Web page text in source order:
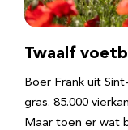
Twaalf
Boer Frank uit
gras. 85.000
Maar toen er wat